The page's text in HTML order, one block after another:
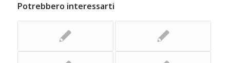
Potrebbero interessarti